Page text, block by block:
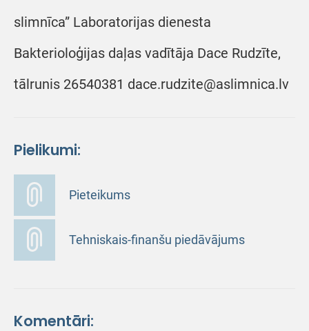
slimnīca” Laboratorijas dienesta
Bakterioloģijas daļas vadītāja Dace Rudzīte,
tālrunis 26540381 dace.rudzite@aslimnica.lv
Pielikumi:
Pieteikums
Tehniskais-finanšu piedāvājums
Komentāri: